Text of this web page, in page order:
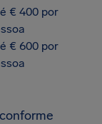
€ 400 por
€ 600 por